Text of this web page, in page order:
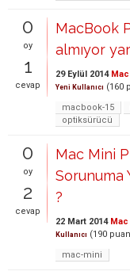
0
oy
1
cevap
MacBook
almıyor
29 Eylül 2014
Yeni Kullanıcı (160
macbook-15
optiksürücü
0
oy
2
cevap
Mac Mini
Sorunuma
?
22 Mart 2014
Kullanıcı (190
mac-mini